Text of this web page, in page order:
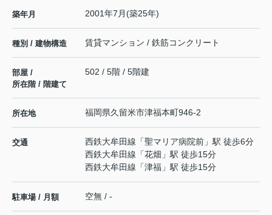
築年月 2001年7月(築25年)
種別 / 建物構造 賃貸マンション / 鉄筋コンクリート
部屋 /
所在階 / 階建て
502 / 5階 / 5階建
所在地 福岡県久留米市津福本町946-2
交通 西鉄大牟田線 「聖マリア病院前 」駅 徒歩6分
西鉄大牟田線 「花畑 」駅 徒歩15分
西鉄大牟田線 「津福 」駅 徒歩15分
駐車場 / 月額 空無 / -